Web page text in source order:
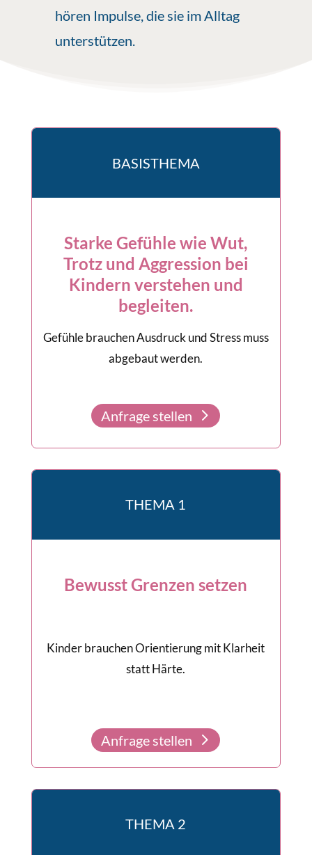
hören Impulse, die sie im Alltag
unterstützen.
BASISTHEMA
Starke Gefühle wie Wut,
Trotz und Aggression bei
Kindern verstehen und
begleiten.
Gefühle brauchen Ausdruck und Stress muss
abgebaut werden.
Anfrage stellen
THEMA 1
Bewusst Grenzen setzen
Kinder brauchen Orientierung mit Klarheit
statt Härte.
Anfrage stellen
THEMA 2